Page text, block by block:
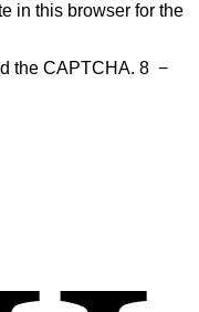
in this browser for the
the CAPTCHA. 8 −